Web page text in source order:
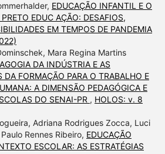
EDUCAÇÃO INFANTIL E O
EDUC AÇÃO: DESAFIOS,
EM TEMPOS DE PANDEMIA
Mara Regina Martins
DA INDÚSTRIA E AS
DA FORMAÇÃO PARA O TRABALHO E
A DIMENSÃO PEDAGÓGICA E
DO SENAI-PR , HOLOS: v. 8
Adriana Rodrigues Zocca, Luci
Rennes Ribeiro, EDUCAÇÃO
ESCOLAR: AS ESTRATÉGIAS